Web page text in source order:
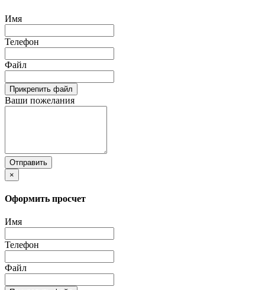
Имя
Телефон
Файл
Прикрепить файл
Ваши пожелания
Отправить
×
Оформить просчет
Имя
Телефон
Файл